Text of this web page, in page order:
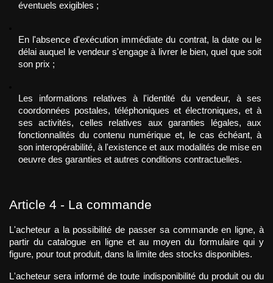
éventuels exigibles ;
En l'absence d'exécution immédiate du contrat, la date ou le
délai auquel le vendeur s'engage à livrer le bien, quel que soit
son prix ;
Les informations relatives à l'identité du vendeur, à ses
coordonnées postales, téléphoniques et électroniques, et à
ses activités, celles relatives aux garanties légales, aux
fonctionnalités du contenu numérique et, le cas échéant, à
son interopérabilité, à l'existence et aux modalités de mise en
oeuvre des garanties et autres conditions contractuelles.
Article 4 - La commande
L'acheteur a la possibilité de passer sa commande en ligne, à
partir du catalogue en ligne et au moyen du formulaire qui y
figure, pour tout produit, dans la limite des stocks disponibles.
L'acheteur sera informé de toute indisponibilité du produit ou du